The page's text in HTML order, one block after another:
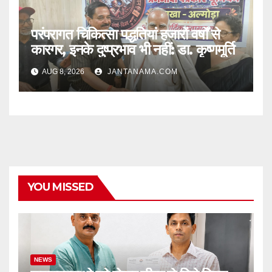
परंपरागत चिकित्सा पद्धतियां हजारों वर्षों से
कारगर, इनके दुष्प्रभाव भी नहीं: डा. कृष्णमूर्ति
AUG 8, 2026 JANTANAMA.COM
YOU MISSED
NEWS